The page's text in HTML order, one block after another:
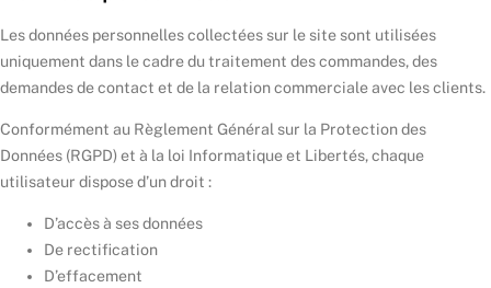
Les données personnelles collectées sur le site sont utilisées
uniquement dans le cadre du traitement des commandes, des
demandes de contact et de la relation commerciale avec les clients.
Conformément au Règlement Général sur la Protection des
Données (RGPD) et à la loi Informatique et Libertés, chaque
utilisateur dispose d’un droit :
D’accès à ses données
De rectification
D’effacement